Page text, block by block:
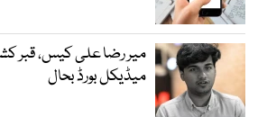
میر رضا علی کیس، قبر
میڈیکل بورڈ بحال